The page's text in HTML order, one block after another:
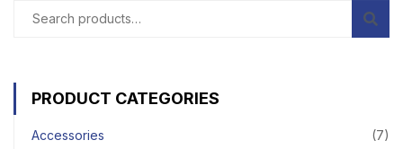
PRODUCT CATEGORIES
Accessories
(7)